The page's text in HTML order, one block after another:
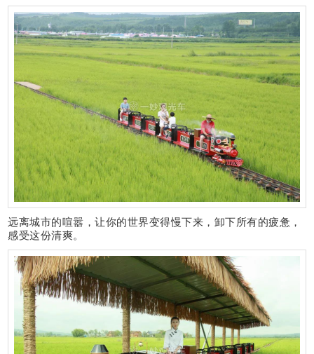
远离城市的喧嚣，让你的世界变得慢下来，卸下所有的疲惫，
感受这份清爽。